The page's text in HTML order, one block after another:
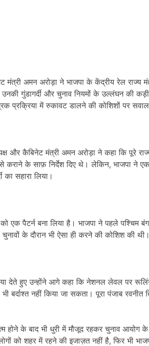
अमन अरोड़ा ने भाजपा के केंद्रीय रेल राज्य
गुंडागर्दी और चुनाव नियमों के उल्लंघन की
प्रक्रिया में रुकावट डालने की कोशिशों पर सवाल
कैबिनेट मंत्री अमन अरोड़ा ने कहा कि पूरे
के साफ़ निर्देश दिए थे। लेकिन, भाजपा ने एक
सहारा लिया।
एक पैटर्न बना लिया है। भाजपा ने पहले पश्चिम
के दौरान भी ऐसा ही करने की कोशिश की थी।
देते हुए उन्होंने आगे कहा कि नेशनल लेवल पर
नहीं किया जा सकता। पूरा पंजाब
होने के बाद भी धुरी में मौजूद रहकर चुनाव आयोग
को शहर में रहने की इजाज़त नहीं है, फिर भी